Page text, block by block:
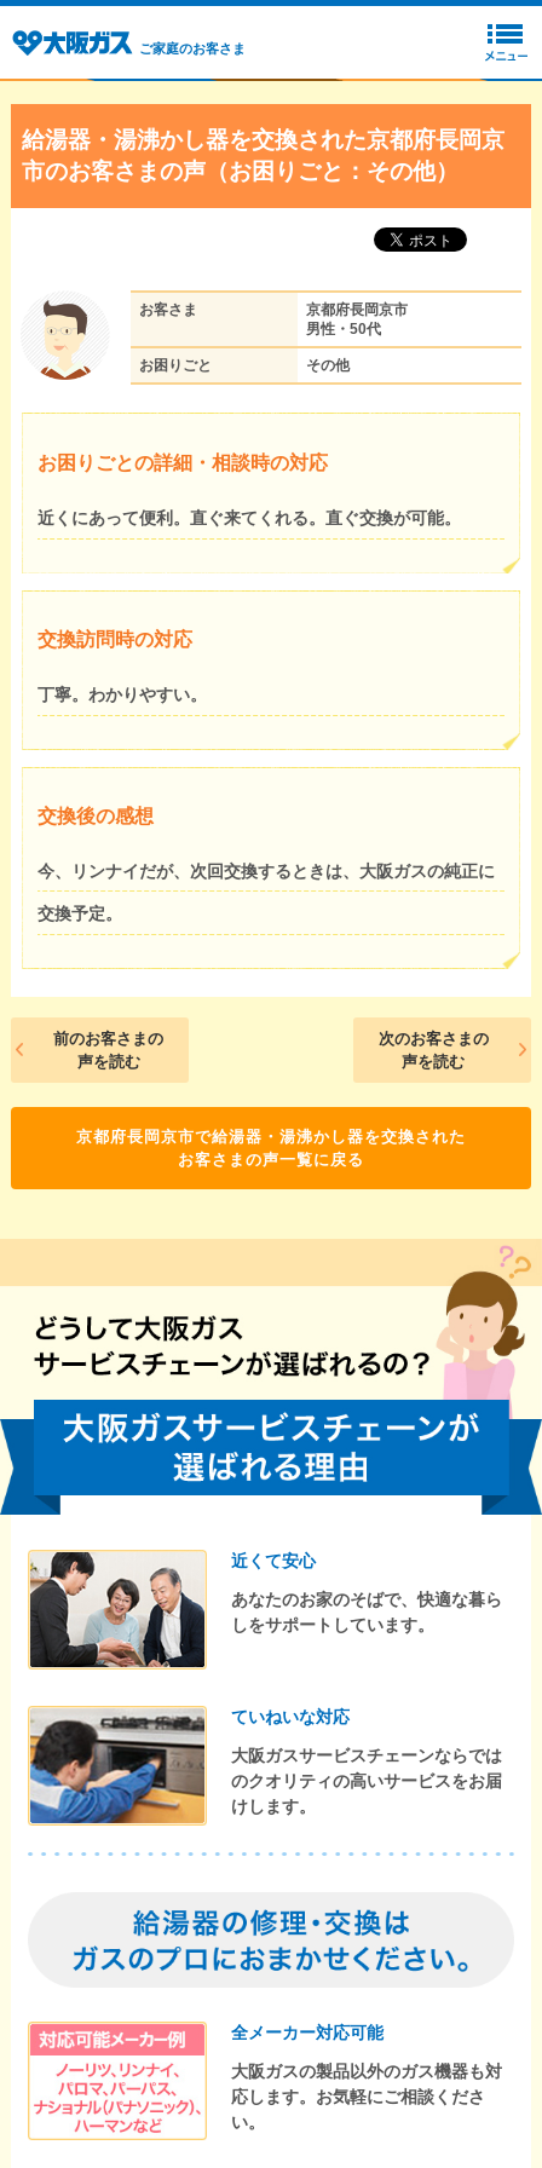
ご家庭のお客さま
給湯器・湯沸かし器を交換された京都府長岡京
市のお客さまの声（お困りごと：その他）
お客さま
京都府長岡京市
男性・50代
お困りごと その他
お困りごとの詳細・相談時の対応
近くにあって便利。直ぐ来てくれる。直ぐ交換が可能。
交換訪問時の対応
丁寧。わかりやすい。
交換後の感想
今、リンナイだが、次回交換するときは、大阪ガスの純正に
交換予定。
前のお客さまの
声を読む
次のお客さまの
声を読む
京都府長岡京市で給湯器・湯沸かし器を交換された
お客さまの声一覧に戻る
近くて安心
あなたのお家のそばで、快適な暮ら
しをサポートしています。
ていねいな対応
大阪ガスサービスチェーンならでは
のクオリティの高いサービスをお届
けします。
全メーカー対応可能
大阪ガスの製品以外のガス機器も対
応します。お気軽にご相談くださ
い。